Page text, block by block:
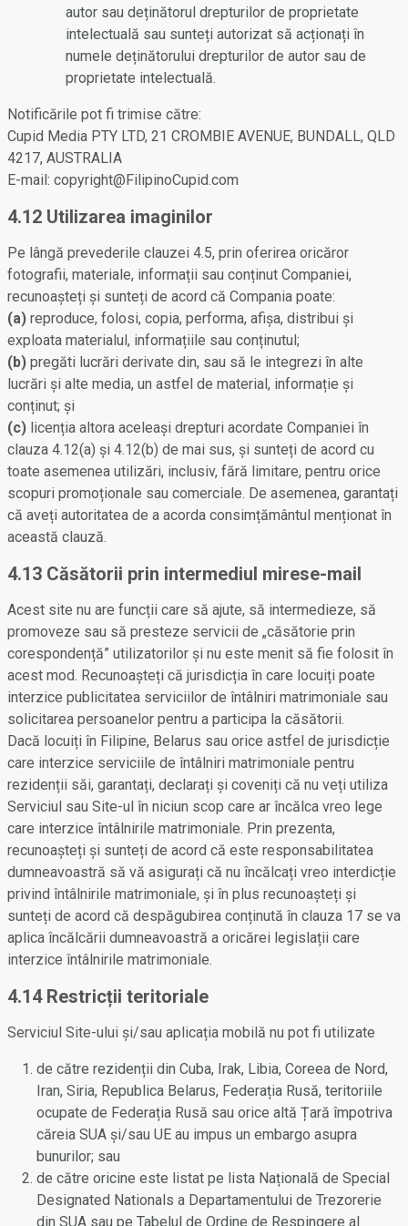
autor sau deținătorul drepturilor de proprietate
intelectuală sau sunteți autorizat să acționați în
numele deținătorului drepturilor de autor sau de
proprietate intelectuală.
Notificările pot fi trimise către:
Cupid Media PTY LTD, 21 CROMBIE AVENUE, BUNDALL, QLD
4217, AUSTRALIA
E-mail: copyright@FilipinoCupid.com
4.12 Utilizarea imaginilor
Pe lângă prevederile clauzei 4.5, prin oferirea oricăror
fotografii, materiale, informații sau conținut Companiei,
recunoașteți și sunteți de acord că Compania poate:
(a) reproduce, folosi, copia, performa, afișa, distribui și
exploata materialul, informațiile sau conținutul;
(b) pregăti lucrări derivate din, sau să le integrezi în alte
lucrări și alte media, un astfel de material, informație și
conținut; și
(c) licenția altora aceleași drepturi acordate Companiei în
clauza 4.12(a) și 4.12(b) de mai sus, și sunteți de acord cu
toate asemenea utilizări, inclusiv, fără limitare, pentru orice
scopuri promoționale sau comerciale. De asemenea, garantați
că aveți autoritatea de a acorda consimțământul menționat în
această clauză.
4.13 Căsătorii prin intermediul mirese-mail
Acest site nu are funcții care să ajute, să intermedieze, să
promoveze sau să presteze servicii de „căsătorie prin
corespondență” utilizatorilor și nu este menit să fie folosit în
acest mod. Recunoașteți că jurisdicția în care locuiți poate
interzice publicitatea serviciilor de întâlniri matrimoniale sau
solicitarea persoanelor pentru a participa la căsătorii.
Dacă locuiți în Filipine, Belarus sau orice astfel de jurisdicție
care interzice serviciile de întâlniri matrimoniale pentru
rezidenții săi, garantați, declarați și coveniți că nu veți utiliza
Serviciul sau Site-ul în niciun scop care ar încălca vreo lege
care interzice întâlnirile matrimoniale. Prin prezenta,
recunoașteți și sunteți de acord că este responsabilitatea
dumneavoastră să vă asigurați că nu încălcați vreo interdicție
privind întâlnirile matrimoniale, și în plus recunoașteți și
sunteți de acord că despăgubirea conținută în clauza 17 se va
aplica încălcării dumneavoastră a oricărei legislații care
interzice întâlnirile matrimoniale.
4.14 Restricții teritoriale
Serviciul Site-ului şi/sau aplicația mobilă nu pot fi utilizate
de către rezidenții din Cuba, Irak, Libia, Coreea de Nord,
Iran, Siria, Republica Belarus, Federația Rusă, teritoriile
ocupate de Federația Rusă sau orice altă Țară împotriva
căreia SUA și/sau UE au impus un embargo asupra
bunurilor; sau
de către oricine este listat pe lista Națională de Special
Designated Nationals a Departamentului de Trezorerie
din SUA sau pe Tabelul de Ordine de Respingere al